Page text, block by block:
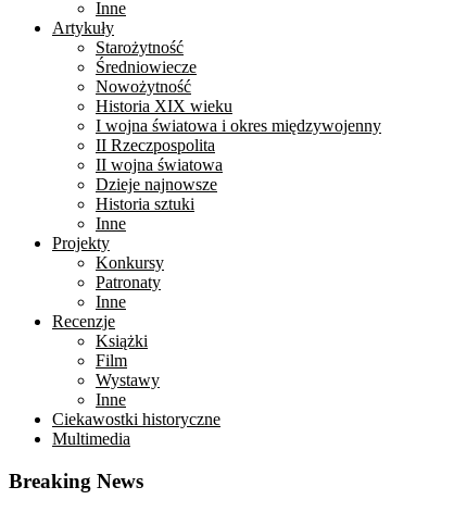
Inne
Artykuły
Starożytność
Średniowiecze
Nowożytność
Historia XIX wieku
I wojna światowa i okres międzywojenny
II Rzeczpospolita
II wojna światowa
Dzieje najnowsze
Historia sztuki
Inne
Projekty
Konkursy
Patronaty
Inne
Recenzje
Książki
Film
Wystawy
Inne
Ciekawostki historyczne
Multimedia
Breaking News